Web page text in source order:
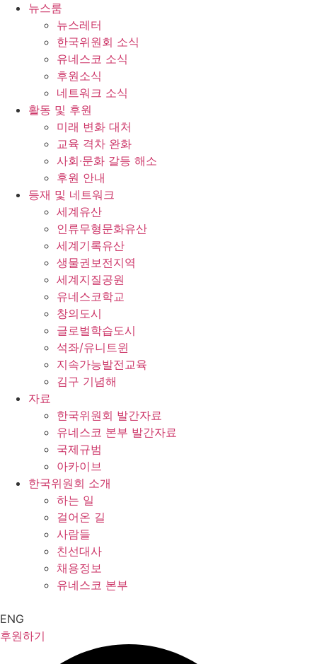
뉴스룸
뉴스레터
한국위원회 소식
유네스코 소식
후원소식
네트워크 소식
활동 및 후원
미래 변화 대처
교육 격차 완화
사회∙문화 갈등 해소
후원 안내
등재 및 네트워크
세계유산
인류무형문화유산
세계기록유산
생물권보전지역
세계지질공원
유네스코학교
창의도시
글로벌학습도시
석좌/유니트윈
지속가능발전교육
김구 기념해
자료
한국위원회 발간자료
유네스코 본부 발간자료
국제규범
아카이브
한국위원회 소개
하는 일
걸어온 길
사람들
친선대사
채용정보
유네스코 본부
ENG
후원하기